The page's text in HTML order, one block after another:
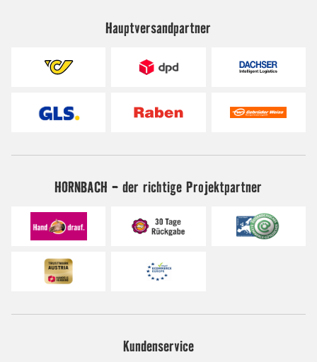
Hauptversandpartner
HORNBACH - der richtige Projektpartner
Kundenservice